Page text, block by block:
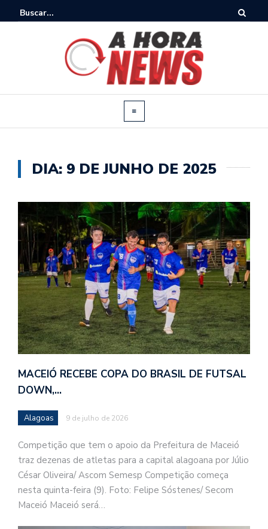
DIA: 9 DE JUNHO DE 2025
MACEIÓ RECEBE COPA DO BRASIL DE FUTSAL
DOWN,…
Alagoas 9 de julho de 2026
Competição que tem o apoio da Prefeitura de Maceió
traz dezenas de atletas para a capital alagoana por Júlio
César Oliveira/ Ascom Semesp Competição começa
nesta quinta-feira (9). Foto: Felipe Sóstenes/ Secom
Maceió Maceió será…